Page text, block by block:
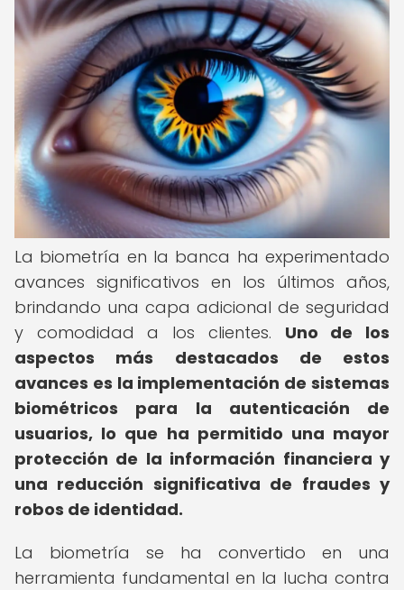
La biometría en la banca ha experimentado
avances significativos en los últimos años,
brindando una capa adicional de seguridad
y comodidad a los clientes. Uno de los
aspectos más destacados de estos
avances es la implementación de sistemas
biométricos para la autenticación de
usuarios, lo que ha permitido una mayor
protección de la información financiera y
una reducción significativa de fraudes y
robos de identidad.
La biometría se ha convertido en una
herramienta fundamental en la lucha contra